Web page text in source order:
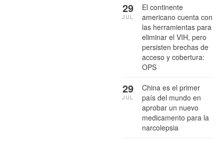
El continente
americano cuenta con
las herramientas para
eliminar el VIH, pero
persisten brechas de
acceso y cobertura:
OPS
29
JUL
China es el primer
país del mundo en
aprobar un nuevo
medicamento para la
narcolepsia
29
JUL